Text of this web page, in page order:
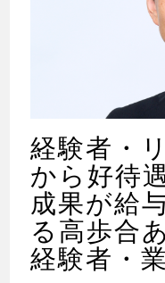
経験者・
から好待
成果が給
る高歩合
経験者・